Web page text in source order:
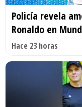
Policía revela
Ronaldo en
Hace 23 horas